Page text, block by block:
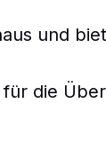
und
die